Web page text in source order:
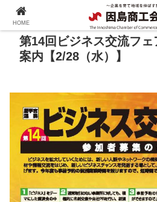
第14回ビジネス交流フ
案内【2/28（水）】
HOME